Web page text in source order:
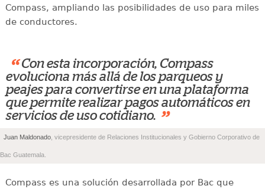
Compass, ampliando las posibilidades de uso para miles
de conductores.
“ Con esta incorporación, Compass
evoluciona más allá de los parqueos y
peajes para convertirse en una plataforma
que permite realizar pagos automáticos en
servicios de uso cotidiano. ”
Juan Maldonado , vicepresidente de Relaciones Institucionales y Gobierno Corporativo de
Bac Guatemala.
Compass es una solución desarrollada por Bac que